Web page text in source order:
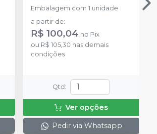
Embalagem com 1 unidade
a partir de:
R$ 100,04 no Pix
ou R$ 105,30 nas demais
condições
Qtd :
Ver opções
Pedir via Whatsapp